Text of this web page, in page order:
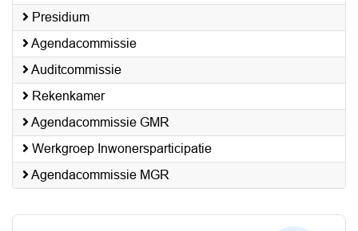
Presidium
Agendacommissie
Auditcommissie
Rekenkamer
Agendacommissie GMR
Werkgroep Inwonersparticipatie
Agendacommissie MGR